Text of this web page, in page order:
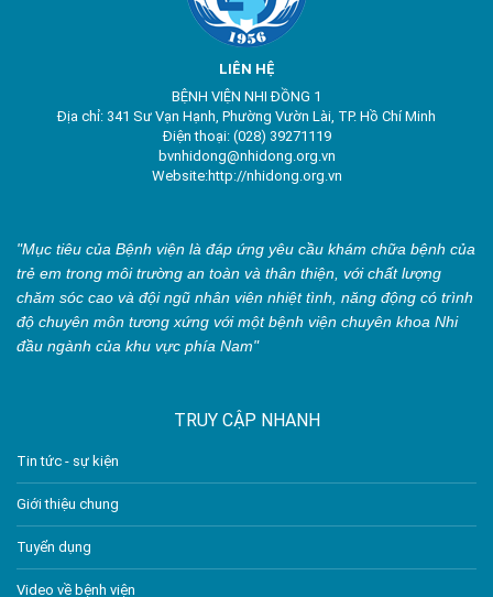
LIÊN HỆ
BỆNH VIỆN NHI ĐỒNG 1
Địa chỉ: 341 Sư Vạn Hạnh, Phường Vườn Lài, TP. Hồ Chí Minh
Điện thoại: (028) 39271119
bvnhidong@nhidong.org.vn
Website:http://nhidong.org.vn
"Mục tiêu của Bệnh viện là đáp ứng yêu cầu khám chữa bệnh của
trẻ em trong môi trường an toàn và thân thiện, với chất lượng
chăm sóc cao và đội ngũ nhân viên nhiệt tình, năng động có trình
độ chuyên môn tương xứng với một bệnh viện chuyên khoa Nhi
đầu ngành của khu vực phía Nam"
TRUY CẬP NHANH
Tin tức - sự kiện
Giới thiệu chung
Tuyển dụng
Video về bệnh viện